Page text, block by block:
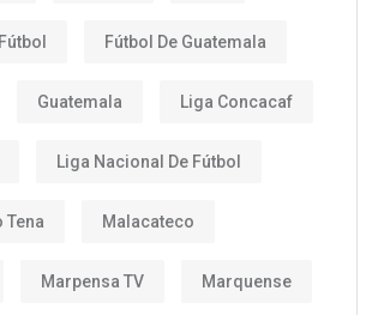
Fútbol Fútbol De Guatemala
Guatemala Liga Concacaf
Liga Nacional De Fútbol
Tena Malacateco
Marpensa TV Marquense